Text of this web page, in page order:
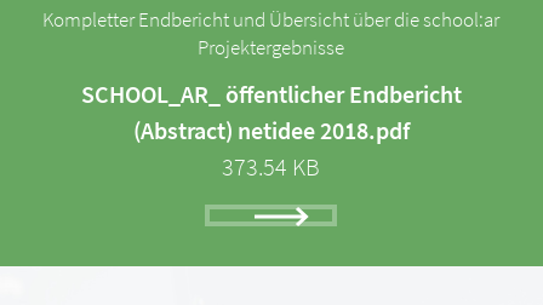
Kompletter Endbericht und Übersicht über die school:ar
Projektergebnisse
SCHOOL_AR_ öffentlicher Endbericht
(Abstract) netidee 2018.pdf
373.54 KB